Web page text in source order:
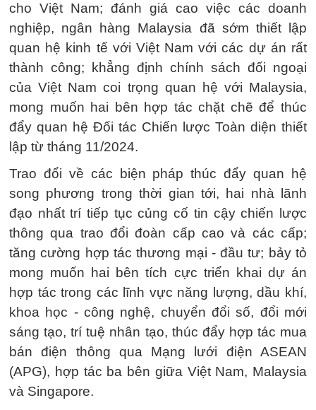
cho Việt Nam; đánh giá cao việc các doanh
nghiệp, ngân hàng Malaysia đã sớm thiết lập
quan hệ kinh tế với Việt Nam với các dự án rất
thành công; khẳng định chính sách đối ngoại
của Việt Nam coi trọng quan hệ với Malaysia,
mong muốn hai bên hợp tác chặt chẽ để thúc
đẩy quan hệ Đối tác Chiến lược Toàn diện thiết
lập từ tháng 11/2024.
Trao đổi về các biện pháp thúc đẩy quan hệ
song phương trong thời gian tới, hai nhà lãnh
đạo nhất trí tiếp tục củng cố tin cậy chiến lược
thông qua trao đổi đoàn cấp cao và các cấp;
tăng cường hợp tác thương mại - đầu tư; bảy tỏ
mong muốn hai bên tích cực triển khai dự án
hợp tác trong các lĩnh vực năng lượng, dầu khí,
khoa học - công nghệ, chuyển đổi số, đổi mới
sáng tạo, trí tuệ nhân tạo, thúc đẩy hợp tác mua
bán điện thông qua Mạng lưới điện ASEAN
(APG), hợp tác ba bên giữa Việt Nam, Malaysia
và Singapore.